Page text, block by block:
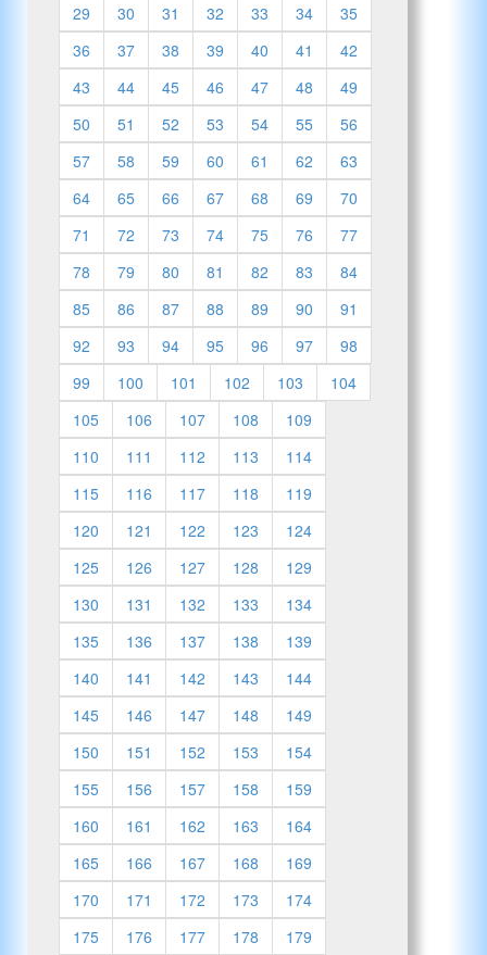
29
30 31 32 33 34
35
36
37 38 39 40 41
42
43
44 45 46 47 48
49
50
51 52 53 54 55
56
57
58 59 60 61 62
63
64
65 66 67 68 69
70
71
72 73 74 75 76
77
78
79 80 81 82 83
84
85
86 87 88 89 90
91
92
93 94 95 96 97
98
99
100 101 102 103
104
105
106 107 108
109
110
111 112 113
114
115
116 117 118
119
120
121 122 123
124
125
126 127 128
129
130
131 132 133
134
135
136 137 138
139
140
141 142 143
144
145
146 147 148
149
150
151 152 153
154
155
156 157 158
159
160
161 162 163
164
165
166 167 168
169
170
171 172 173
174
175
176 177 178
179